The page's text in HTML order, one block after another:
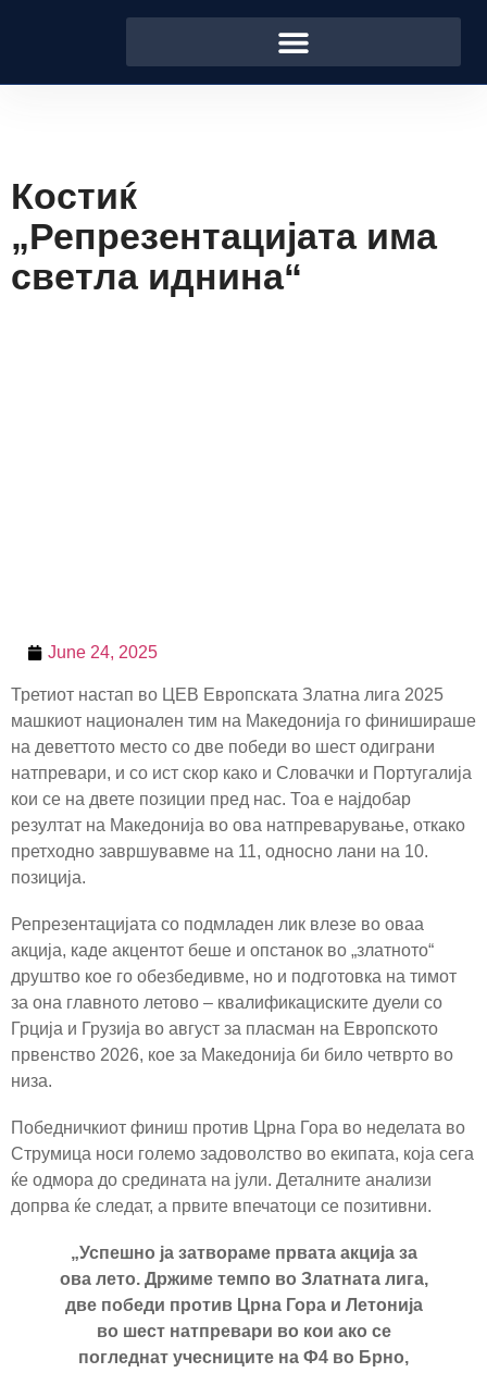
Костиќ
„Репрезентацијата има
светла иднина“
June 24, 2025
Третиот настап во ЦЕВ Европската Златна лига 2025
машкиот национален тим на Македонија го финишираше
на деветтото место со две победи во шест одиграни
натпревари, и со ист скор како и Словачки и Португалија
кои се на двете позиции пред нас. Тоа е најдобар
резултат на Македонија во ова натпреварување, откако
претходно завршувавме на 11, односно лани на 10.
позиција.
Репрезентацијата со подмладен лик влезе во оваа
акција, каде акцентот беше и опстанок во „златното“
друштво кое го обезбедивме, но и подготовка на тимот
за она главното летово – квалификациските дуели со
Грција и Грузија во август за пласман на Европското
првенство 2026, кое за Македонија би било четврто во
низа.
Победничкиот финиш против Црна Гора во неделата во
Струмица носи големо задоволство во екипата, која сега
ќе одмора до средината на јули. Деталните анализи
допрва ќе следат, а првите впечатоци се позитивни.
„Успешно ја затвораме првата акција за
ова лето. Држиме темпо во Златната лига,
две победи против Црна Гора и Летонија
во шест натпревари во кои ако се
погледнат учесниците на Ф4 во Брно,